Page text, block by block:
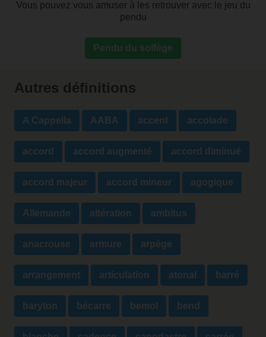
Vous pouvez vous amuser à les retrouver avec le jeu du
pendu
Pendu du solfège
Autres définitions
A Cappella AABA accent accolade
accord accord augmenté accord diminué
accord majeur accord mineur agogique
Allemande altération ambitus
anacrouse armure arpège
arrangement articulation atonal barré
baryton bécarre bemol bend